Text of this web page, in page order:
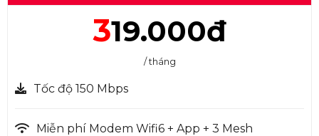
319.000đ
/ tháng
Tốc độ 150 Mbps
Miễn phí Modem Wifi6 + App + 3 Mesh